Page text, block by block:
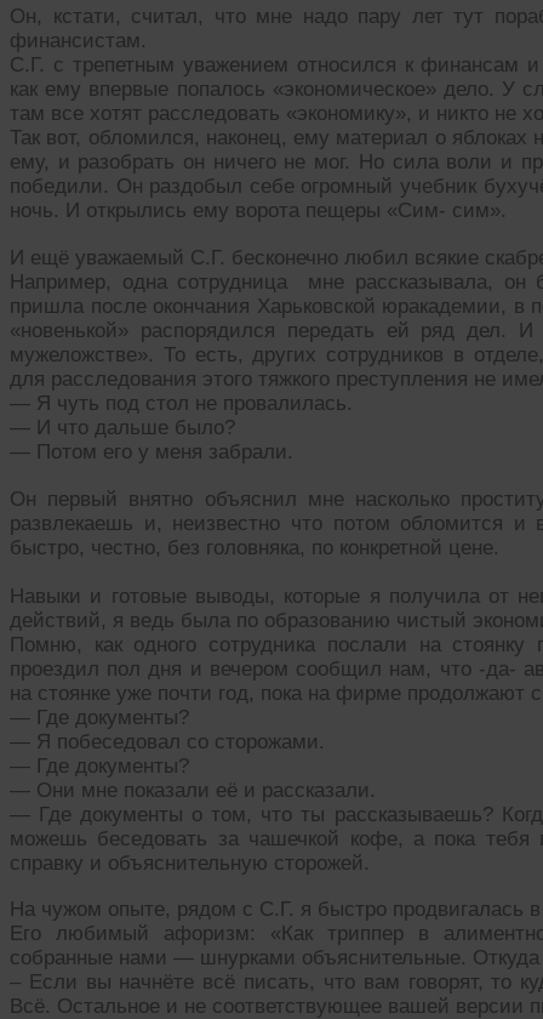
Он, кстати, считал, что мне надо пару лет тут
финансистам.
С.Г. с трепетным уважением относился к финансам
как ему впервые попалось «экономическое» дело. У
там все хотят расследовать «экономику», и никто не
Так вот, обломился, наконец, ему материал о яблоках
ему, и разобрать он ничего не мог. Но сила воли и
победили. Он раздобыл себе огромный учебник
ночь. И открылись ему ворота пещеры «Сим- сим».
И ещё уважаемый С.Г. бесконечно любил всякие
Например, одна сотрудница мне рассказывала,
пришла после окончания Харьковской юракадемии, в
«новенькой» распорядился передать ей ряд дел.
мужеложстве». То есть, других сотрудников в
для расследования этого тяжкого преступления не
— Я чуть под стол не провалилась.
— И что дальше было?
— Потом его у меня забрали.
Он первый внятно объяснил мне насколько
развлекаешь и, неизвестно что потом обломится
быстро, честно, без головняка, по конкретной цене.
Навыки и готовые выводы, которые я получила от
действий, я ведь была по образованию чистый
Помню, как одного сотрудника послали на
проездил пол дня и вечером сообщил нам, что -да-
на стоянке уже почти год, пока на фирме продолжают
— Где документы?
— Я побеседовал со сторожами.
— Где документы?
— Они мне показали её и рассказали.
— Где документы о том, что ты рассказываешь?
можешь беседовать за чашечкой кофе, а пока тебя
справку и объяснительную сторожей.
На чужом опыте, рядом с С.Г. я быстро продвигалась
Его любимый афоризм: «Как триппер в
собранные нами — шнурками объяснительные. Откуда
– Если вы начнёте всё писать, что вам говорят, то
Всё. Остальное и не соответствующее вашей версии